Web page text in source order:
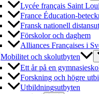
Lycée français Saint
France Éducation-
Fransk nationell
Förskolor och daghem
Alliances Françaises i
Mobilitet och skolutbyten
Ett år på en
Forskning och högre
Utbildningsutbyten